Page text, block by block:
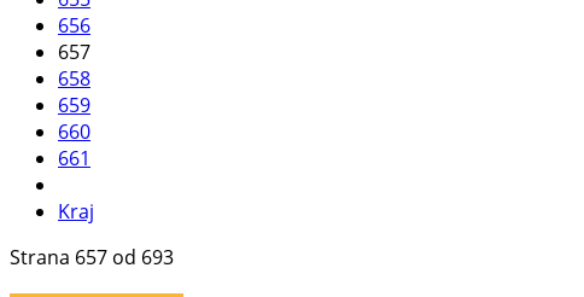
656
657
658
659
660
661
Kraj
Strana 657 od 693